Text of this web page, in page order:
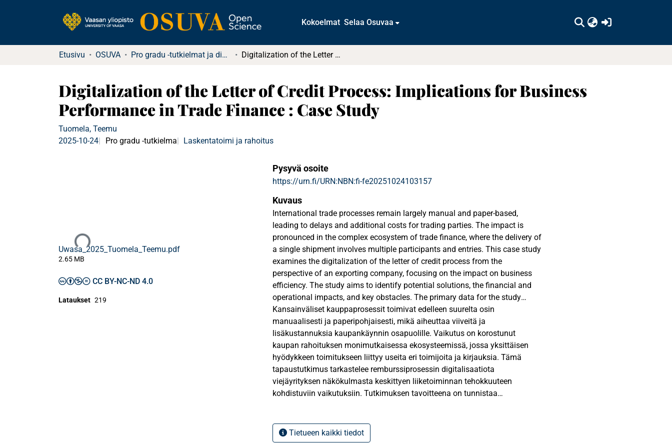
Kokoelmat Selaa Osuvaa
Etusivu OSUVA Pro gradu -tutkielmat ja diplomityöt Digitalization of the Letter of Credit Process: Implications for Business Performance in Trade Finance : Case Study
Digitalization of the Letter of Credit Process: Implications for Business
Performance in Trade Finance : Case Study
Tuomela, Teemu
2025-10-24
Pro gradu -tutkielma Laskentatoimi ja rahoitus
Ladataan...
Uwasa_2025_Tuomela_Teemu.pdf
2.65 MB
CC BY-NC-ND 4.0
Lataukset 219
Pysyvä osoite
https://urn.fi/URN:NBN:fi-fe20251024103157
Kuvaus
International trade processes remain largely manual and paper-based,
leading to delays and additional costs for trading parties. The impact is
pronounced in the complex ecosystem of trade finance, where the delivery of
a single shipment involves multiple participants and entries. This case study
examines the digitalization of the letter of credit process from the
perspective of an exporting company, focusing on the impact on business
efficiency. The study aims to identify potential solutions, the financial and
operational impacts, and key obstacles. The primary data for the study
consists of semi-structured interviews with representatives of the case
company, banks, and freight forwarders. Secondary data includes the case
company's system data and process observations. The data is analyzed
using thematic and quantitative text analysis methods. Furthermore, the
study utilizes scenario analysis based on Monte Carlo simulations to model
the effects of electronic documents on the cost structure of the letter of
credit process.
banks is strongly associated with discourse on digital adoption. The most
promising solution for an exporting company is the adoption of electronic
Kansainväliset kauppaprosessit toimivat edelleen suurelta osin
manuaalisesti ja paperipohjaisesti, mikä aiheuttaa viiveitä ja
lisäkustannuksia kaupankäynnin osapuolille. Vaikutus on korostunut
kaupan rahoituksen monimutkaisessa ekosysteemissä, jossa yksittäisen
hyödykkeen toimitukseen liittyy useita eri toimijoita ja kirjauksia. Tämä
tapaustutkimus tarkastelee remburssiprosessin digitalisaatiota
viejäyrityksen näkökulmasta keskittyen liiketoiminnan tehokkuuteen
kohdistuviin vaikutuksiin. Tutkimuksen tavoitteena on tunnistaa
puolistrukturoidut haastattelut tapausyrityksen, pankkien ja huolitsijoiden
edustajien kanssa. Toissijaisena aineistona hyödynnetään tapausyrityksen
Tietueen kaikki tiedot